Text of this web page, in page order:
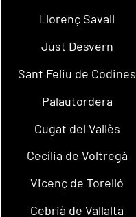
Llorenç Savall
Just Desvern
Sant Feliu de Codines
Palautordera
Cugat del Vallès
Cecília de Voltregà
Vicenç de Torelló
Cebrià de Vallalta